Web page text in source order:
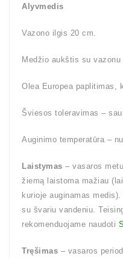
Alyvmedis
Vazono ilgis 20 cm.
Medžio aukštis su vazonu
Olea Europea paplitimas,
Šviesos toleravimas –
Auginimo temperatūra –
Laistymas – vasaros
žiemą laistoma mažiau
kurioje auginamas
su švariu vandeniu.
rekomenduojame naudoti
Tręšimas – vasaros